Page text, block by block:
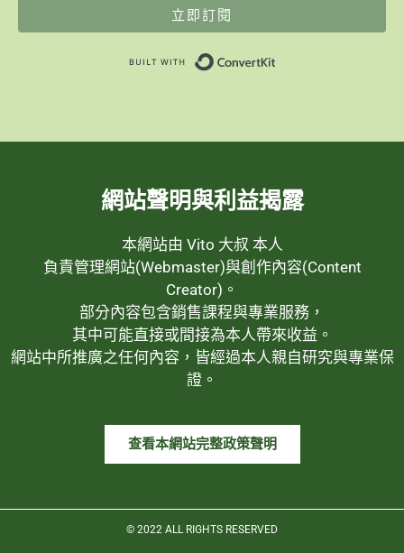
立即訂閱
網站聲明與利益揭露
本網站由 Vito 大叔 本人
負責管理網站(Webmaster)與創作內容(Content
Creator)。
部分內容包含銷售課程與專業服務，
其中可能直接或間接為本人帶來收益。
網站中所推廣之任何內容，皆經過本人親自研究與專業保
證。
查看本網站完整政策聲明
© 2022 ALL RIGHTS RESERVED​